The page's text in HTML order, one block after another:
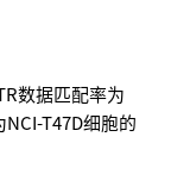
数据匹配率为
T47D细胞的